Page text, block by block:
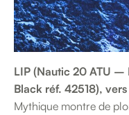
LIP (Nautic 20 ATU –
Black réf. 42518),
Mythique montre de